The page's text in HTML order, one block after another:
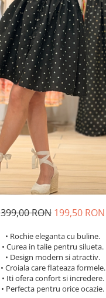
399,00 RON 199,50 RON
• Rochie eleganta cu buline.
• Curea in talie pentru silueta.
• Design modern si atractiv.
• Croiala care flateaza formele.
• Iti ofera confort si incredere.
• Perfecta pentru orice ocazie.